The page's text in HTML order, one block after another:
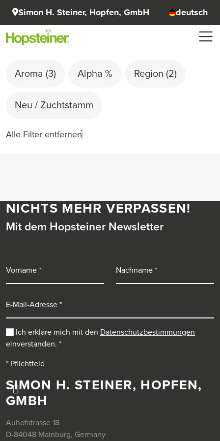
Simon H. Steiner, Hopfen, GmbH deutsch
Aroma (3) Alpha % Region (2)
Neu / Zuchtstamm
Alle Filter entfernen
SIMON H. STEINER, HOPFEN,
GMBH
Auhofstrasse 18
D-84048 Mainburg, Germany
NICHTS MEHR VERPASSEN!
Mit dem Hopsteiner Newsletter
Ich erkläre mich mit den Datenschutzbestimmungen
einverstanden. *
* Pflichtfeld